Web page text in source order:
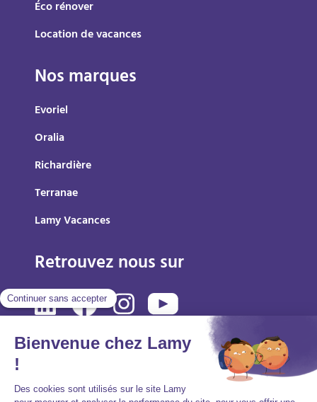
Éco rénover
Location de vacances
Nos marques
Evoriel
Oralia
Richardière
Terranae
Lamy Vacances
Retrouvez nous sur
Politique de protection des données personnelles